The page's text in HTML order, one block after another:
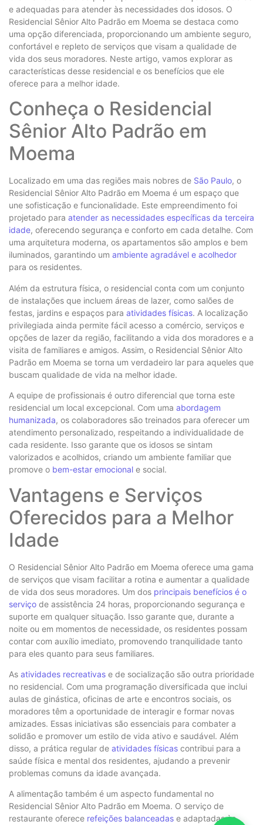
e adequadas para atender às necessidades dos idosos. O
Residencial Sênior Alto Padrão em Moema se destaca como
uma opção diferenciada, proporcionando um ambiente seguro,
confortável e repleto de serviços que visam a qualidade de
vida dos seus moradores. Neste artigo, vamos explorar as
características desse residencial e os benefícios que ele
oferece para a melhor idade.
Conheça o Residencial
Sênior Alto Padrão em
Moema
Localizado em uma das regiões mais nobres de São Paulo, o
Residencial Sênior Alto Padrão em Moema é um espaço que
une sofisticação e funcionalidade. Este empreendimento foi
projetado para atender as necessidades específicas da terceira
idade, oferecendo segurança e conforto em cada detalhe. Com
uma arquitetura moderna, os apartamentos são amplos e bem
iluminados, garantindo um ambiente agradável e acolhedor
para os residentes.
Além da estrutura física, o residencial conta com um conjunto
de instalações que incluem áreas de lazer, como salões de
festas, jardins e espaços para atividades físicas. A localização
privilegiada ainda permite fácil acesso a comércio, serviços e
opções de lazer da região, facilitando a vida dos moradores e a
visita de familiares e amigos. Assim, o Residencial Sênior Alto
Padrão em Moema se torna um verdadeiro lar para aqueles que
buscam qualidade de vida na melhor idade.
A equipe de profissionais é outro diferencial que torna este
residencial um local excepcional. Com uma abordagem
humanizada, os colaboradores são treinados para oferecer um
atendimento personalizado, respeitando a individualidade de
cada residente. Isso garante que os idosos se sintam
valorizados e acolhidos, criando um ambiente familiar que
promove o bem-estar emocional e social.
Vantagens e Serviços
Oferecidos para a Melhor
Idade
O Residencial Sênior Alto Padrão em Moema oferece uma gama
de serviços que visam facilitar a rotina e aumentar a qualidade
de vida dos seus moradores. Um dos principais benefícios é o
serviço de assistência 24 horas, proporcionando segurança e
suporte em qualquer situação. Isso garante que, durante a
noite ou em momentos de necessidade, os residentes possam
contar com auxílio imediato, promovendo tranquilidade tanto
para eles quanto para seus familiares.
As atividades recreativas e de socialização são outra prioridade
no residencial. Com uma programação diversificada que inclui
aulas de ginástica, oficinas de arte e encontros sociais, os
moradores têm a oportunidade de interagir e formar novas
amizades. Essas iniciativas são essenciais para combater a
solidão e promover um estilo de vida ativo e saudável. Além
disso, a prática regular de atividades físicas contribui para a
saúde física e mental dos residentes, ajudando a prevenir
problemas comuns da idade avançada.
A alimentação também é um aspecto fundamental no
Residencial Sênior Alto Padrão em Moema. O serviço de
restaurante oferece refeições balanceadas e adaptadas às